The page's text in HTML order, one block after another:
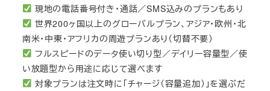
現地の電話番号付き・通話／SMS込みのプランもあり
世界200ヶ国以上のグローバルプラン、アジア・欧州・北
南米・中東・アフリカの周遊プランあり（切替不要）
フルスピードのデータ使い切り型／デイリー容量型／使
い放題型から用途に応じて選べます
対象プランは注文時に「チャージ（容量追加）」を選ぶだ